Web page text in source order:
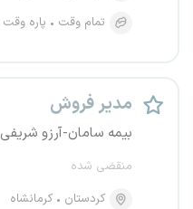
تمام وقت
پاره وقت
مدیر فروش
بیمه سامان-آرزو شریفی
منقضی شده
کردستان
کرمانشاه